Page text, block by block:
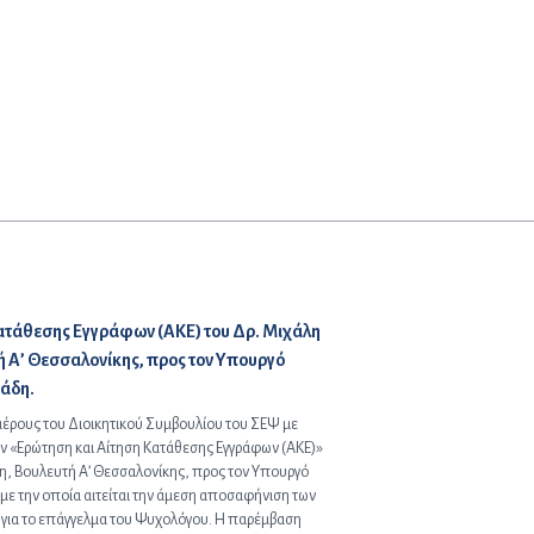
Εγγράφων (ΑΚΕ) του Δρ. Μιχάλη
Α’ Θεσσαλονίκης, προς τον Υπουργό
του Διοικητικού Συμβουλίου του ΣΕΨ με
«Ερώτηση και Αίτηση Κατάθεσης Εγγράφων (ΑΚΕ)»
Βουλευτή Α’ Θεσσαλονίκης, προς τον Υπουργό
την οποία αιτείται την άμεση αποσαφήνιση των
το επάγγελμα του Ψυχολόγου. Η παρέμβαση